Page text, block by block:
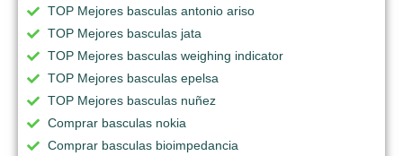
TOP Mejores basculas antonio ariso
TOP Mejores basculas jata
TOP Mejores basculas weighing indicator
TOP Mejores basculas epelsa
TOP Mejores basculas nuñez
Comprar basculas nokia
Comprar basculas bioimpedancia